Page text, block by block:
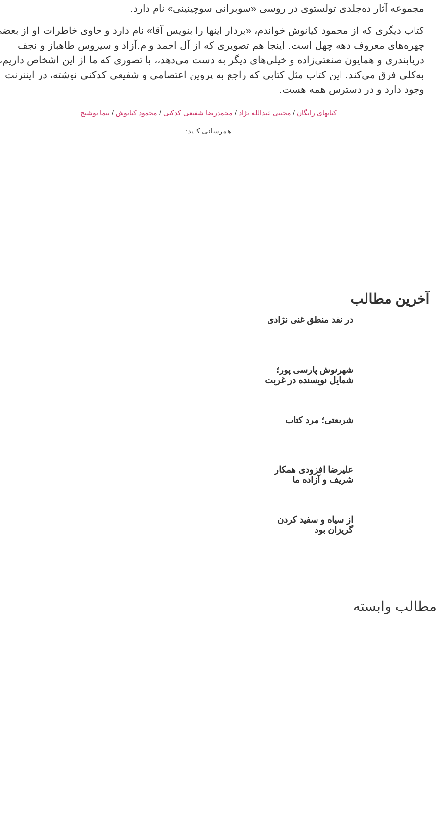
مجموعه آثار ده‌جلدی تولستوی در روسی «سوبرانی سوچینینی» نام دارد.
کتاب دیگری که از محمود کیانوش خواندم، «بردار اینها را بنویس آقا» نام دارد و حاوی خاطرات او از
چهره‌های معروف دهه چهل است. اینجا هم تصویری که از آل احمد و م.آزاد و سیروس طاهباز و نجف
دریابندری و همایون صنعتی‌زاده و خیلی‌های دیگر به دست می‌دهد،، با تصوری که ما از این اشخاص داریم،
به‌کلی فرق می‌کند. این کتاب مثل کتابی که راجع به پروین اعتصامی و شفیعی کدکنی نوشته، در اینترنت
وجود دارد و در دسترس همه هست.
کتابهای رایگان / مجتبی عبدالله نژاد / محمدرضا شفیعی کدکنی / محمود کیانوش / نیما یوشیج
همرسانی کنید:
آخرین مطالب
در نقد منطق غنی نژادی
شهرنوش پارسی پور؛
شمایل نویسنده در غربت
شریعتی؛ مرد کتاب
علیرضا افزودی همکار
شریف و آزاده ما
از سیاه و سفید کردن
گریزان بود
مطالب وابسته